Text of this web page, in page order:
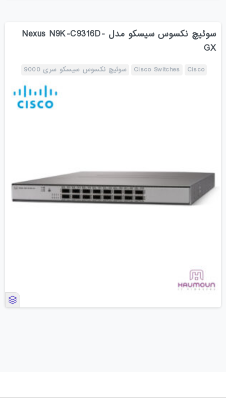
سوئیچ نکسوس سیسکو مدل Nexus N9K-C9316D-
GX
Cisco
Cisco Switches سوئیچ نکسوس سیسکو سری 9000